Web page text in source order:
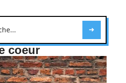
coeur